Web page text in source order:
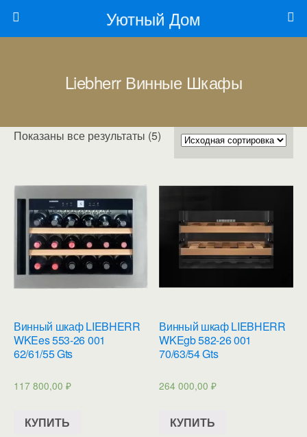
Уютный Дом
Liebherr Винные Шкафы
Показаны все результаты (5)
Винный шкаф LIEBHERR
WKEes 553-26 001
62/61/55 Gts
117 800,00 ₽
КУПИТЬ
Винный шкаф LIEBHERR
WKEgb 582-26 001
70/63/54 Gts
264 000,00₽
КУПИТЬ